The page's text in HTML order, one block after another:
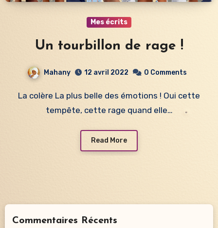
Mes écrits
Un tourbillon de rage !
Mahany 12 avril 2022 0 Comments
La colère La plus belle des émotions ! Oui cette
tempête, cette rage quand elle…
Read More
Commentaires Récents